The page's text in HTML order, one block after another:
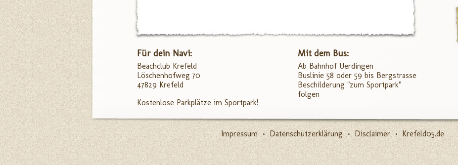
Für dein Navi:
Beachclub Krefeld
Löschenhofweg 70
47829 Krefeld
Kostenlose Parkplätze im Sportpark!
Mit dem Bus:
Ab Bahnhof Uerdingen
Buslinie 58 oder 59 bis Bergstrasse
Beschilderung "zum Sportpark"
folgen
Impressum •Datenschutzerklärung •Disclaimer •Krefeld05.de